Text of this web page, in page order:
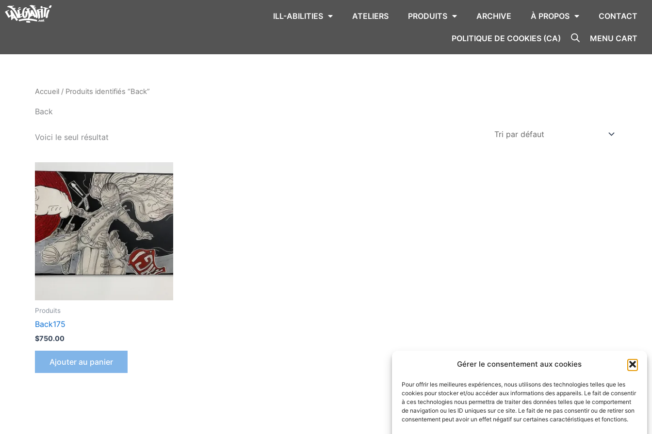
Gérer le consentement aux cookies
Pour offrir les meilleures expériences, nous utilisons des technologies telles que les
cookies pour stocker et/ou accéder aux informations des appareils. Le fait de consentir
à ces technologies nous permettra de traiter des données telles que le comportement
de navigation ou les ID uniques sur ce site. Le fait de ne pas consentir ou de retirer son
consentement peut avoir un effet négatif sur certaines caractéristiques et fonctions.
Aller
au
ILL-ABILITIES ATELIERS PRODUITS ARCHIVE À PROPOS CONTACT
POLITIQUE DE COOKIES (CA) MENU CART
Accueil / Produits identifiés “Back”
Back
Voici le seul résultat
Produits
Back175
$750.00
Ajouter au panier